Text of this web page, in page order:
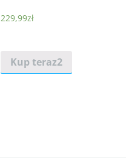
229,99zł
Kup teraz2